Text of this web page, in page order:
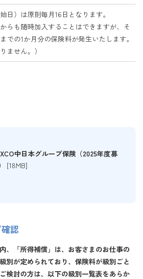
日）は原則毎月16日となります。
らも随時加入することはできますが、そ
での1か月分の保険料が発生いたします。
ません。）
中日本グループ保険（2025年度募
[18MB]
認
、「所得補償」は、お客さまのお仕事の
別が定められており、保険料が級別ごと
検討の方は、以下の級別一覧表をあらか